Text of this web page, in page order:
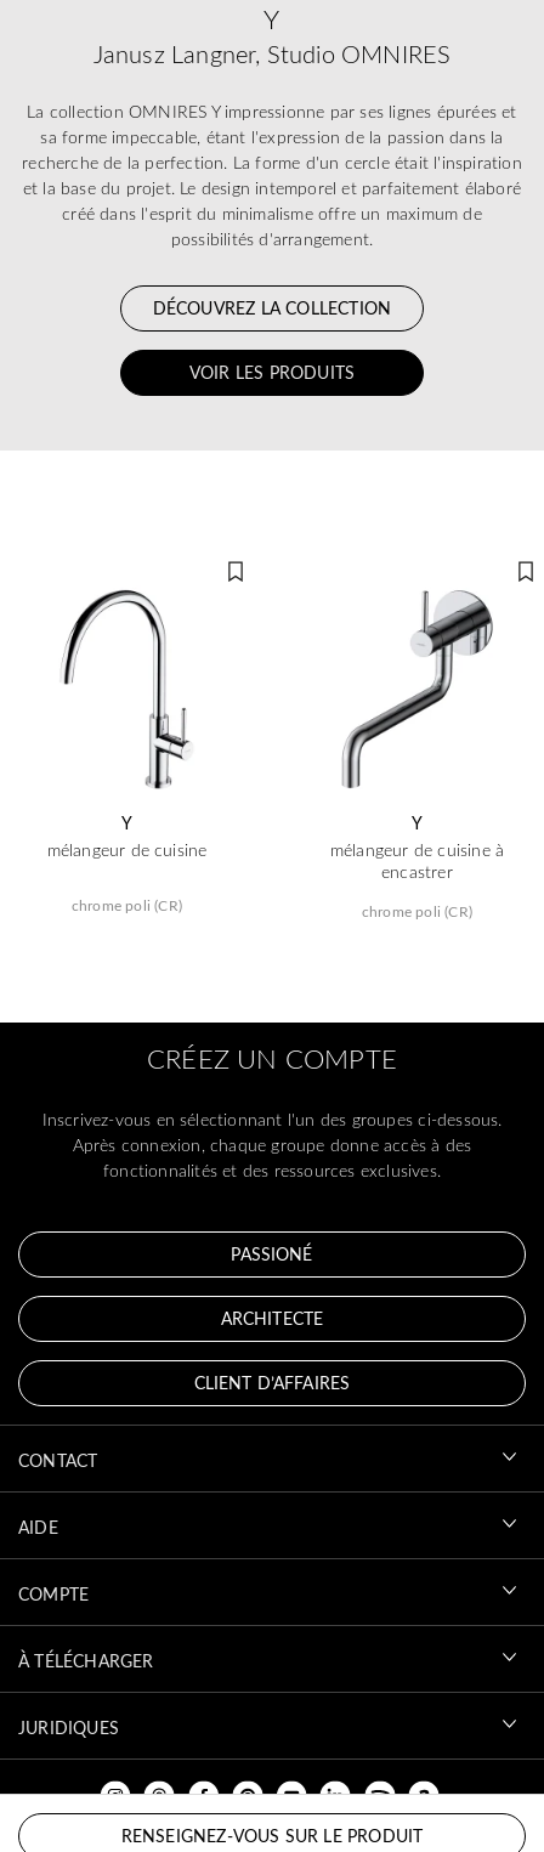
RENSEIGNEZ-VOUS SUR LE PRODUIT
Y
Janusz Langner, Studio OMNIRES
La collection OMNIRES Y impressionne par ses lignes épurées et
sa forme impeccable, étant l'expression de la passion dans la
recherche de la perfection. La forme d'un cercle était l'inspiration
et la base du projet. Le design intemporel et parfaitement élaboré
créé dans l'esprit du minimalisme offre un maximum de
possibilités d'arrangement.
DÉCOUVREZ LA COLLECTION
VOIR LES PRODUITS
Y
mélangeur de cuisine
chrome poli (CR)
Y
mélangeur de cuisine à
encastrer
chrome poli (CR)
CRÉEZ UN COMPTE
Inscrivez-vous en sélectionnant l'un des groupes ci-dessous.
Après connexion, chaque groupe donne accès à des
fonctionnalités et des ressources exclusives.
PASSIONÉ
ARCHITECTE
CLIENT D’AFFAIRES
CONTACT
AIDE
COMPTE
À TÉLÉCHARGER
JURIDIQUES